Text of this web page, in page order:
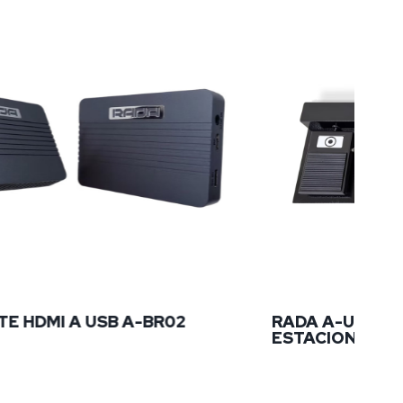
A-BR02 RADA A-UP01 | PEDALES
ESTACIONES AREC